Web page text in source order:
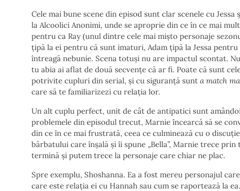
Cele mai bune scene din episod sunt clar scenele cu
la Alcoolici Anonimi, unde se aproprie din ce în ce mai
pentru ca Ray (unul dintre cele mai mișto personaje
țipă la ei pentru că sunt imaturi, Adam țipă la Jessa
întreagă nebunie. Scena totuși nu are impactul scontat.
tu abia ai aflat de două secvențe că ar fi. Poate că sunt
potrivite cupluri din serial, și cu siguranță sunt a match
care să te familiarizezi cu relația lor.
Un alt cuplu perfect, unit de cât de antipatici sunt
problemele din episodul trecut, Marnie încearcă să se
din ce în ce mai frustrată, ceea ce culminează cu o
bărbatului care înșală și îi spune „Bella”, Marnie trece
termină și putem trece la personaje care chiar ne plac.
Spre exemplu, Shoshanna. Ea a fost mereu personajul
care este relația ei cu Hannah sau cum se raportează la